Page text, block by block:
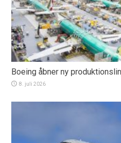
Boeing åbner ny
8. juli 2026